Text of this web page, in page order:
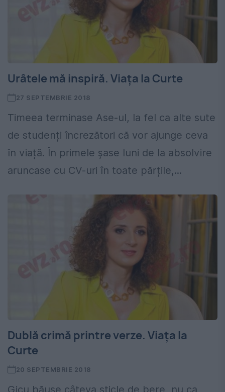
Urâtele mă inspiră. Viața la Curte
27 SEPTEMBRIE 2018
Timeea terminase Ase-ul, la fel ca alte sute
de studenți încrezători că vor ajunge ceva
în viață. În primele șase luni de la absolvire
aruncase cu CV-uri în toate părțile,...
Dublă crimă printre verze. Viața la
Curte
20 SEPTEMBRIE 2018
Gicu băuse câteva sticle de bere, nu ca